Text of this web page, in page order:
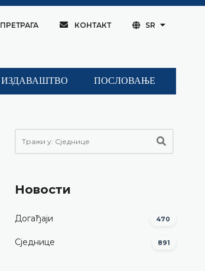
ПРЕТРАГА КОНТАКТ SR
ИЗДАВАШТВО ПОСЛОВАЊЕ
Новости
Догађаји 470
Сједнице 891